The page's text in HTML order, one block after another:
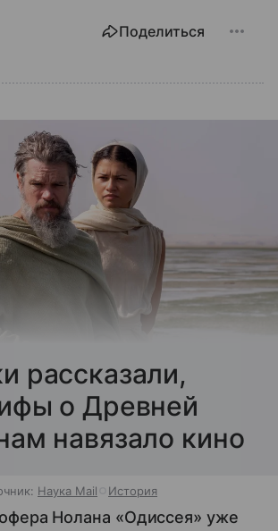
Поделиться
рассказали,
о Древней
навязало кино
Наука Mail История
Нолана «Одиссея» уже